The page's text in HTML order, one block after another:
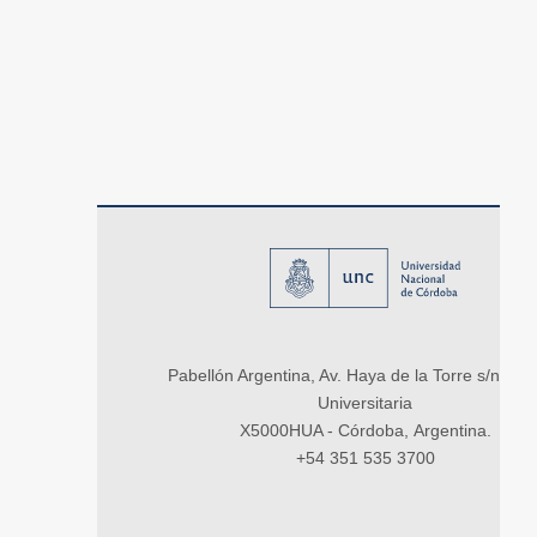
Pabellón Argentina, Av. Haya de la Torre s/n,
Universitaria
X5000HUA - Córdoba, Argentina.
+54 351 535 3700